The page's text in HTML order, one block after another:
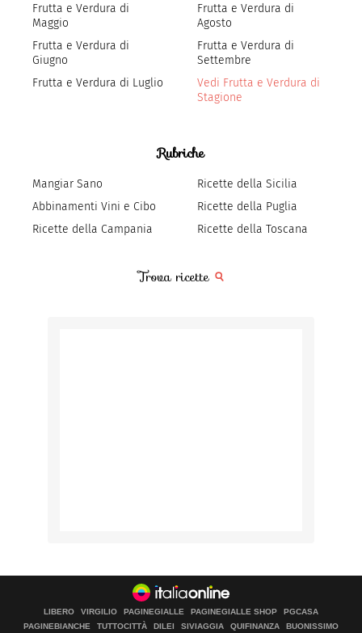
Frutta e Verdura di
Maggio
Frutta e Verdura di
Giugno
Frutta e Verdura di Luglio
Frutta e Verdura di
Agosto
Frutta e Verdura di
Settembre
Vedi Frutta e Verdura di
Stagione
Rubriche
Mangiar Sano
Abbinamenti Vini e Cibo
Ricette della Campania
Ricette della Sicilia
Ricette della Puglia
Ricette della Toscana
Trova ricette
LIBERO VIRGILIO PAGINEGIALLE PAGINEGIALLE SHOP
PGCASA
PAGINEBIANCHE
TUTTOCITTÀ DILEI SIVIAGGIA QUIFINANZA BUONISSIMO